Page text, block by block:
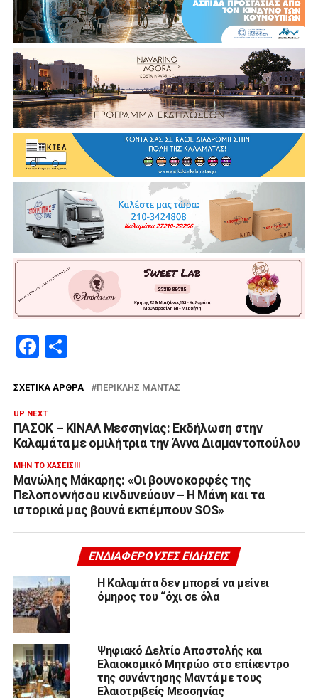
Facebook
Μοιραστείτε
ΣΧΕΤΙΚΆ ΆΡΘΡΑ ΠΕΡΙΚΛΉΣ ΜΑΝΤΆΣ
UP NEXT
ΠΑΣΟΚ – ΚΙΝΑΛ Μεσσηνίας: Εκδήλωση στην
Καλαμάτα με ομιλήτρια την Άννα Διαμαντοπούλου
ΜΗΝ ΤΟ ΧΆΣΕΙΣ!!!
Μανώλης Μάκαρης: «Οι βουνοκορφές της
Πελοποννήσου κινδυνεύουν – Η Μάνη και τα
ιστορικά μας βουνά εκπέμπουν SOS»
ΕΝΔΙΑΦΈΡΟΥΣΕΣ ΕΙΔΉΣΕΙΣ
Η Καλαμάτα δεν μπορεί να μείνει
όμηρος του “όχι σε όλα
Ψηφιακό Δελτίο Αποστολής και
Ελαιοκομικό Μητρώο στο επίκεντρο
της συνάντησης Μαντά με τους
Ελαιοτριβείς Μεσσηνίας